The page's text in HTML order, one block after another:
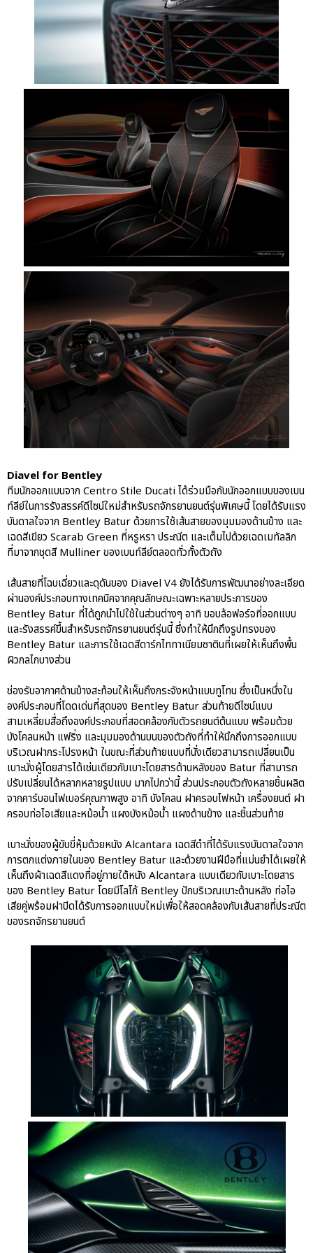
Diavel for Bentley
ทีมนักออกแบบจาก Centro Stile Ducati ได้ร่วมมือกับนักออกแบบของเบน
ท์ลีย์ในการรังสรรค์ดีไซน์ใหม่สำหรับรถจักรยานยนต์รุ่นพิเศษนี้ โดยได้รับแรง
บันดาลใจจาก Bentley Batur ด้วยการใช้เส้นสายของมุมมองด้านข้าง และ
เฉดสีเขียว Scarab Green ที่หรูหรา ประณีต และเต็มไปด้วยเฉดเมทัลลิก
ที่มาจากชุดสี Mulliner ของเบนท์ลีย์ตลอดทั่วทั้งตัวถัง
เส้นสายที่โฉบเฉี่ยวและดุดันของ Diavel V4 ยังได้รับการพัฒนาอย่างละเอียด
ผ่านองค์ประกอบทางเทคนิคจากคุณลักษณะเฉพาะหลายประการของ
Bentley Batur ที่ได้ถูกนำไปใช้ในส่วนต่างๆ อาทิ ขอบล้อฟอร์จที่ออกแบบ
และรังสรรค์ขึ้นสำหรับรถจักรยานยนต์รุ่นนี้ ซึ่งทำให้นึกถึงรูปทรงของ
Bentley Batur และการใช้เฉดสีดาร์กไททาเนียมซาตินที่เผยให้เห็นถึงพื้น
ผิวกลไกบางส่วน
ช่องรับอากาศด้านข้างสะท้อนให้เห็นถึงกระจังหน้าแบบทูโทน ซึ่งเป็นหนึ่งใน
องค์ประกอบที่โดดเด่นที่สุดของ Bentley Batur ส่วนท้ายดีไซน์แบบ
สามเหลี่ยมสื่อถึงองค์ประกอบที่สอดคล้องกับตัวรถยนต์ต้นแบบ พร้อมด้วย
บังโคลนหน้า แฟริ่ง และมุมมองด้านบนของตัวถังที่ทำให้นึกถึงการออกแบบ
บริเวณฝากระโปรงหน้า ในขณะที่ส่วนท้ายแบบที่นั่งเดียวสามารถเปลี่ยนเป็น
เบาะนั่งผู้โดยสารได้เช่นเดียวกับเบาะโดยสารด้านหลังของ Batur ที่สามารถ
ปรับเปลี่ยนได้หลากหลายรูปแบบ มากไปกว่านี้ ส่วนประกอบตัวถังหลายชิ้นผลิต
จากคาร์บอนไฟเบอร์คุณภาพสูง อาทิ บังโคลน ฝาครอบไฟหน้า เครื่องยนต์ ฝา
ครอบท่อไอเสียและหม้อน้ำ แผงบังหม้อน้ำ แผงด้านข้าง และชิ้นส่วนท้าย
เบาะนั่งของผู้ขับขี่หุ้มด้วยหนัง Alcantara เฉดสีดำที่ได้รับแรงบันดาลใจจาก
การตกแต่งภายในของ Bentley Batur และด้วยงานฝีมือที่แม่นยำได้เผยให้
เห็นถึงผ้าเฉดสีแดงที่อยู่ภายใต้หนัง Alcantara แบบเดียวกับเบาะโดยสาร
ของ Bentley Batur โดยมีโลโก้ Bentley ปักบริเวณเบาะด้านหลัง ท่อไอ
เสียคู่พร้อมฝาปิดได้รับการออกแบบใหม่เพื่อให้สอดคล้องกับเส้นสายที่ประณีต
ของรถจักรยานยนต์